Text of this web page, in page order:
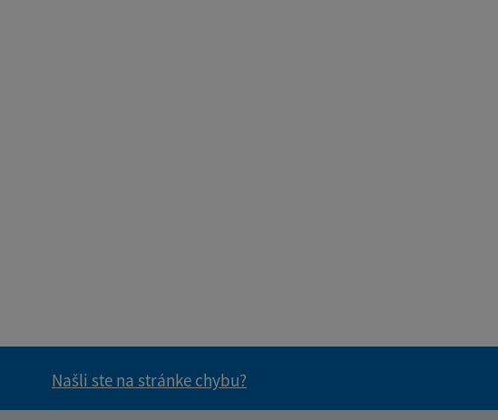
Našli ste na stránke chybu?